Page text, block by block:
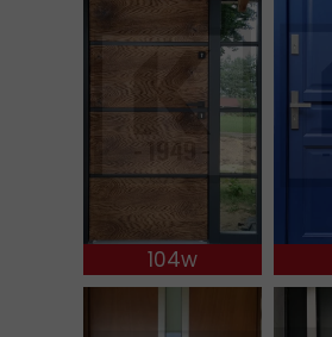
104w